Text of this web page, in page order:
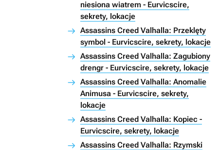
niesiona wiatrem - Eurvicscire,
sekrety, lokacje
Assassins Creed Valhalla: Przeklęty
symbol - Eurvicscire, sekrety, lokacje
Assassins Creed Valhalla: Zagubiony
drengr - Eurvicscire, sekrety, lokacje
Assassins Creed Valhalla: Anomalie
Animusa - Eurvicscire, sekrety,
lokacje
Assassins Creed Valhalla: Kopiec -
Eurvicscire, sekrety, lokacje
Assassins Creed Valhalla: Rzymski